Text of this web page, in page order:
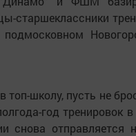
старшеклассники
школу, пусть не
год тренировок
снова отправляется